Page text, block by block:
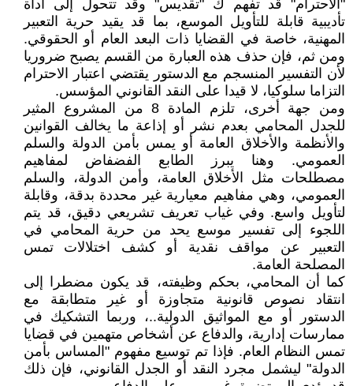
"الاحترام" قد تفهم ك "تقديس" وقد تتحول إلى أداة
تأديبية قابلة للتأويل الموسع، بما قد يقيد حرية التعبير
المهنية، خاصة في القضايا ذات البعد العام أو الحقوقي.
ومن ثم، فإن حذف هذه العبارة من القسم يصبح ضروريا
لأن التفسير المنسجم مع الدستور يقتضي اعتبار الاحترام
التزاما سلوكيا، لا قيدا على النقد القانوني المؤسس.
ومن جهة أخرى، تلزم المادة 8 من المشروع المثير
للجدل المحامي بعدم نشر أو إذاعة ما يخالف القوانين
والأنظمة والأخلاق العامة أو يمس بأمن الدولة والسلم
العمومي. وهنا يبرز الطابع الفضفاض لمفاهيم
مصطلحات مثل الأخلاق العامة، وأمن الدولة، والسلم
العمومي، وهي مفاهيم معيارية غير محددة بدقة، وقابلة
لتأويل واسع. وفي غياب تعريف تشريعي دقيق، قد يتم
اللجوء إلى تفسير موسع يحد من حرية المحامي في
التعبير عن مواقف نقدية أو كشف اختلالات تمس
المصلحة العامة.
كما أن المحامي، بحكم وظيفته، قد يكون مضطرا إلى
انتقاد نصوص قانونية متجاوزة أو غير متطابقة مع
الدستور أو مع المواثيق الدولية..، وربما التشكيك في
ممارسات إدارية، والدفاع عن أشخاص متهمين في قضايا
تمس النظام العام. فإذا تم توسيع مفهوم "المساس بأمن
الدولة" ليشمل مجرد النقد أو الجدل القانوني، فإن ذلك